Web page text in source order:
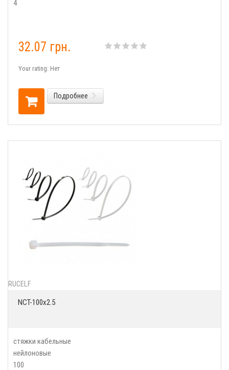
4
32.07 грн.
Your rating: Нет
Подробнее
RUCELF
NCT-100x2.5
стяжки кабельные
нейлоновые
100